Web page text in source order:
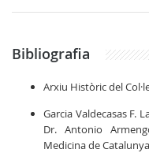
Bibliografia
Arxiu Històric del
Garcia Valdecasas F.
Dr. Antonio
Medicina de